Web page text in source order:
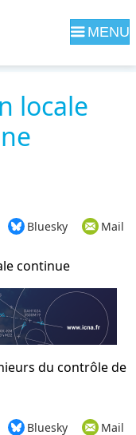
locale
Bluesky Mail
continue
du contrôle de
Bluesky Mail